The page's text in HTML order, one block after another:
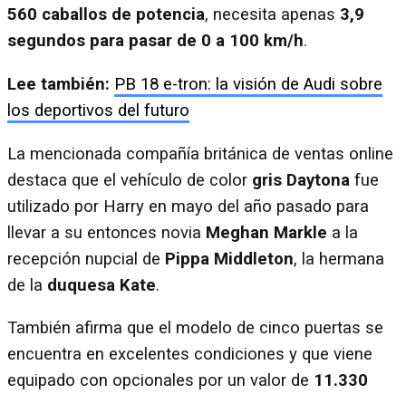
560 caballos de potencia, necesita apenas 3,9
segundos para pasar de 0 a 100 km/h.
Lee también: PB 18 e-tron: la visión de Audi sobre
los deportivos del futuro
La mencionada compañía británica de ventas online
destaca que el vehículo de color gris Daytona fue
utilizado por Harry en mayo del año pasado para
llevar a su entonces novia Meghan Markle a la
recepción nupcial de Pippa Middleton, la hermana
de la duquesa Kate.
También afirma que el modelo de cinco puertas se
encuentra en excelentes condiciones y que viene
equipado con opcionales por un valor de 11.330